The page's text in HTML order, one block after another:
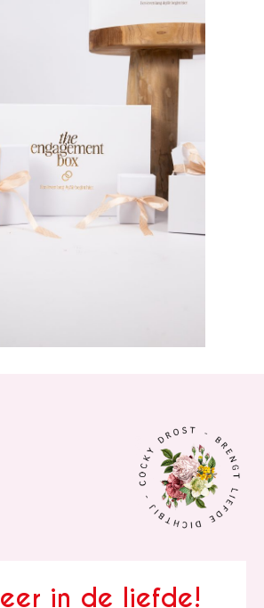
in de liefde!